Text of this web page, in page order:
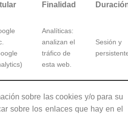
Finalidad
Analíticas:
analizan el
tráfico de
esta web.
Sesión y
sobre las cookies y/o para su
sobre los enlaces que hay en el